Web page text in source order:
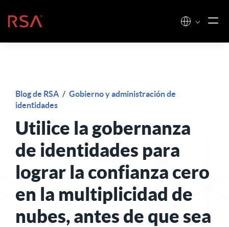
Inicio
Blog de RSA / Gobierno y administración de
identidades
Utilice la gobernanza
de identidades para
lograr la confianza cero
en la multiplicidad de
nubes, antes de que sea